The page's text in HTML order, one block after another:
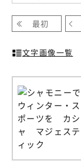
最初
文字画像一覧